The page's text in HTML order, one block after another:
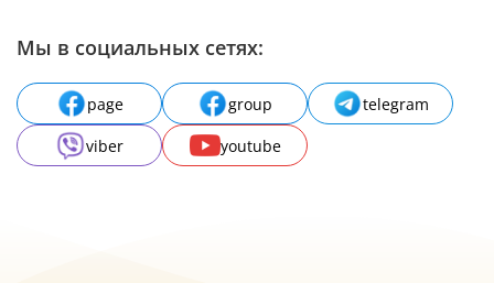
Мы в социальных сетях:
page group
telegram
viber
youtube